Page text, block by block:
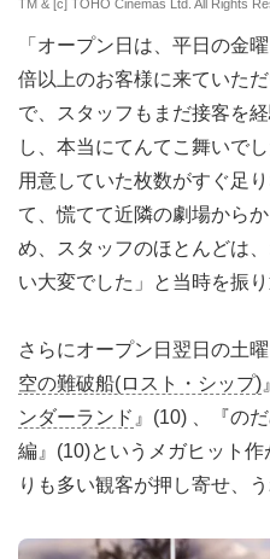
TM & [c] TOHO Cinemas Ltd. All Rights
「オープン日は、平日の金
倍以上のお客様に来ていた
で、スタッフもまだ接客を
し、本当にてんてこ舞いで
用意していた枚数がすぐ足
て、慌てて近隣の劇場から
め、スタッフのほとんどは
い大変でした」と当時を振り
さらにオープン日翌日の土
空の難破船(ロスト・シップ)
ンダーランド 』(10) 、『の
編』(10)というメガヒット
りも多い観客が押し寄せ、